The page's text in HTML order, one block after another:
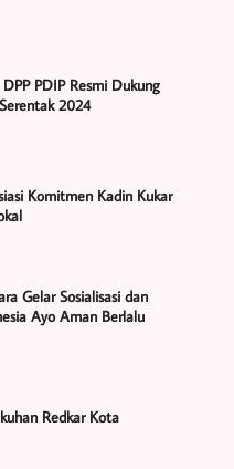
PDIP Resmi Dukung
2024
Komitmen Kadin Kukar
Gelar Sosialisasi dan
Ayo Aman Berlalu
Redkar Kota